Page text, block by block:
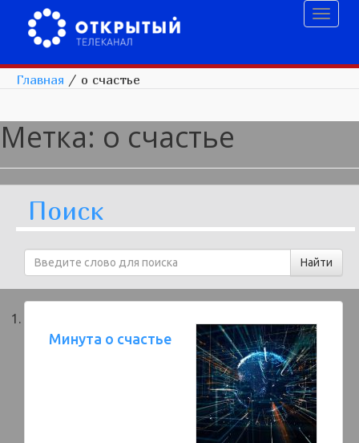
Главная / о счастье
Метка: о счастье
Поиск
Минута о счастье